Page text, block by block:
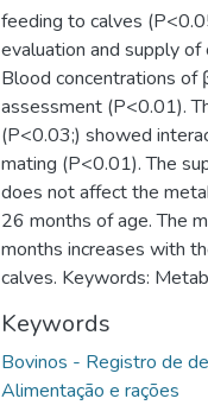
feeding to calves
evaluation and supply
Blood concentrations
assessment (P<0.01).
(P<0.03;) showed
mating (P<0.01). The
does not affect the
26 months of age. The
months increases with
calves. Keywords:
Keywords
Bovinos - Registro de
Alimentação e rações